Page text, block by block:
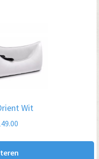
Wit
Prijsklasse: